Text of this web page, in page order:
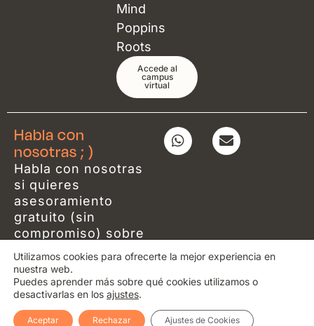
Mind
Poppins
Roots
Accede al
campus
virtual
Habla con
nosotras ; )
Habla con nosotras
si quieres
asesoramiento
gratuito (sin
compromiso) sobre
nuestras
formaciones para ti.
W
h
E
n
Texto
legal
Politica de
privacidad
Términos y
condiciones
cookies
Utilizamos cookies para ofrecerte la mejor experiencia en
nuestra web.
Puedes aprender más sobre qué cookies utilizamos o
desactivarlas en los ajustes.
Aceptar Rechazar Ajustes de Cookies